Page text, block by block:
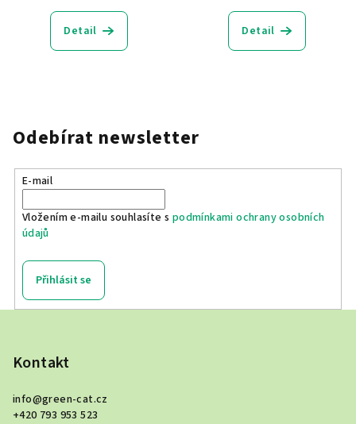
Detail Detail
Odebírat newsletter
E-mail
Vložením e-mailu souhlasíte s podmínkami ochrany osobních
údajů
Přihlásit se
Z
Kontakt
info@green-cat.cz
+420 793 953 523